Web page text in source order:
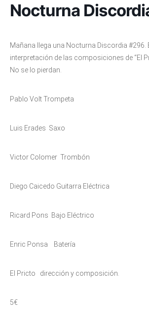
Nocturna
Mañana llega una Nocturna Discordia #296.
interpretación de las composiciones de “El
No se lo pierdan.
Pablo Volt Trompeta
Luis Erades Saxo
Victor Colomer Trombón
Diego Caicedo Guitarra Eléctrica
Ricard Pons Bajo Eléctrico
Enric Ponsa Batería
El Pricto dirección y composición.
5€